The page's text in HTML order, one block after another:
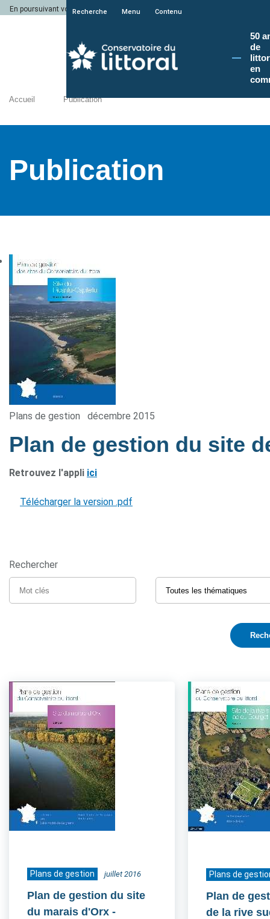
En poursuivant votre navigation sur le site du Conservatoire du littoral, vous
Recherche Menu Contenu
50
de
en
Accueil Publication
Publication
Plans de gestion décembre 2015
Plan de gestion du site
Retrouvez l'appli ici
Télécharger la version .pdf
Rechercher
Plans de gestion juillet 2016
Plan de gestion du site
du marais d'Orx -
Plans de
Plan de
de la rive